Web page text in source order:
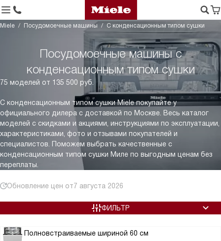
Miele Посудомоечные машины С конденсационным типом сушки
Посудомоечные машины с
конденсационным типом сушки
75 моделей от 135 500 руб.
С конденсационным типом сушки Miele покупайте у
официального дилера с доставкой по Москве. Весь каталог
моделей с скидками и акциями, инструкциями по эксплуатации,
характеристиками, фото и отзывами покупателей и
специалистов. Поможем выбрать качественные с
конденсационным типом сушки Миле по выгодным ценам без
переплаты.
Обновление цен от7 августа 2026
Полновстраиваемые шириной 60 см
ФИЛЬТР